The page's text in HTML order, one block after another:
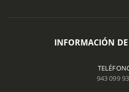
INFORMACIÓN
943 099